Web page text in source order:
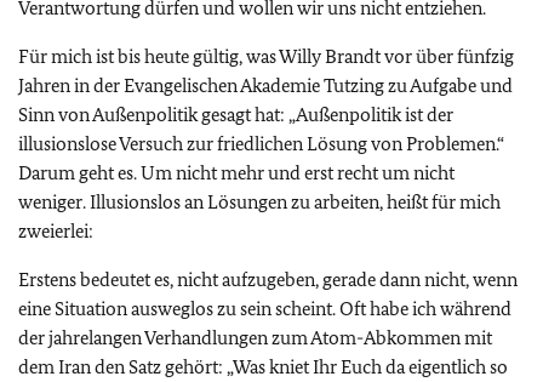
Verantwortung dürfen und wollen wir uns nicht entziehen.
Für mich ist bis heute gültig, was Willy Brandt vor über fünfzig
Jahren in der Evangelischen Akademie Tutzing zu Aufgabe und
Sinn von Außenpolitik gesagt hat: „Außenpolitik ist der
illusionslose Versuch zur friedlichen Lösung von Problemen.“
Darum geht es. Um nicht mehr und erst recht um nicht
weniger. Illusionslos an Lösungen zu arbeiten, heißt für mich
zweierlei:
Erstens bedeutet es, nicht aufzugeben, gerade dann nicht, wenn
eine Situation ausweglos zu sein scheint. Oft habe ich während
der jahrelangen Verhandlungen zum Atom-Abkommen mit
dem Iran den Satz gehört: „Was kniet Ihr Euch da eigentlich so